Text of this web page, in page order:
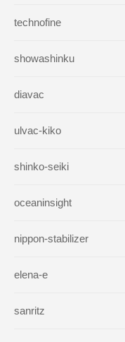
technofine
showashinku
diavac
ulvac-kiko
shinko-seiki
oceaninsight
nippon-stabilizer
elena-e
sanritz